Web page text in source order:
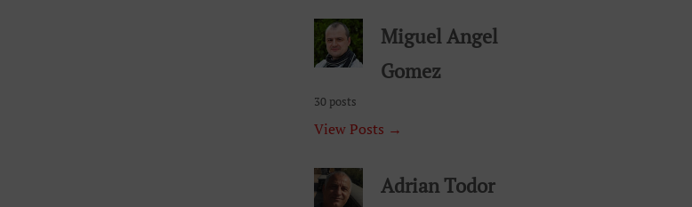
Miguel Angel
Gomez
30 posts
View Posts →
Adrian Todor